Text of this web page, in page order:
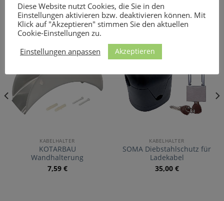
ÄHNLICHE PRODUKTE
KABELHALTER
KOTARBAU
Wandhalterung
7,59 €
KABELHALTER
SOMA Diebstahlschutz für
Ladekabel
35,00 €
Diese Website nutzt Cookies, die Sie in den
Einstellungen aktivieren bzw. deaktivieren können. Mit
Klick auf "Akzeptieren" stimmen Sie den aktuellen
Cookie-Einstellungen zu.
Einstellungen anpassen
Akzeptieren